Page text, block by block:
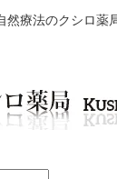
然療法のクシロ薬